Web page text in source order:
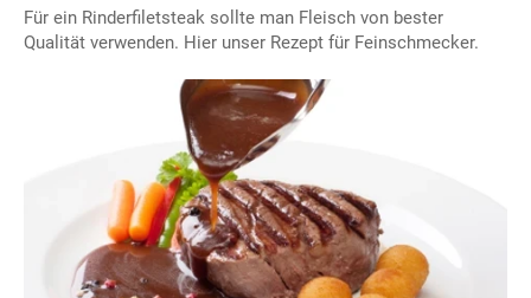
Für ein Rinderfiletsteak sollte man Fleisch von bester
Qualität verwenden. Hier unser Rezept für Feinschmecker.